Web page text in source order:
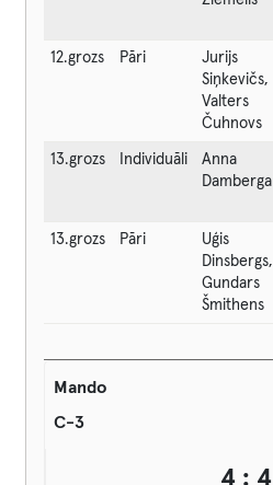
12.grozs Pāri
Jurijs
Siņkevičs,
Valters
Čuhnovs
13.grozs Individuāli
Anna
Damberga
13.grozs Pāri
Uģis
Dinsbergs,
Gundars
Šmithens
Mando
C-3
4 : 4